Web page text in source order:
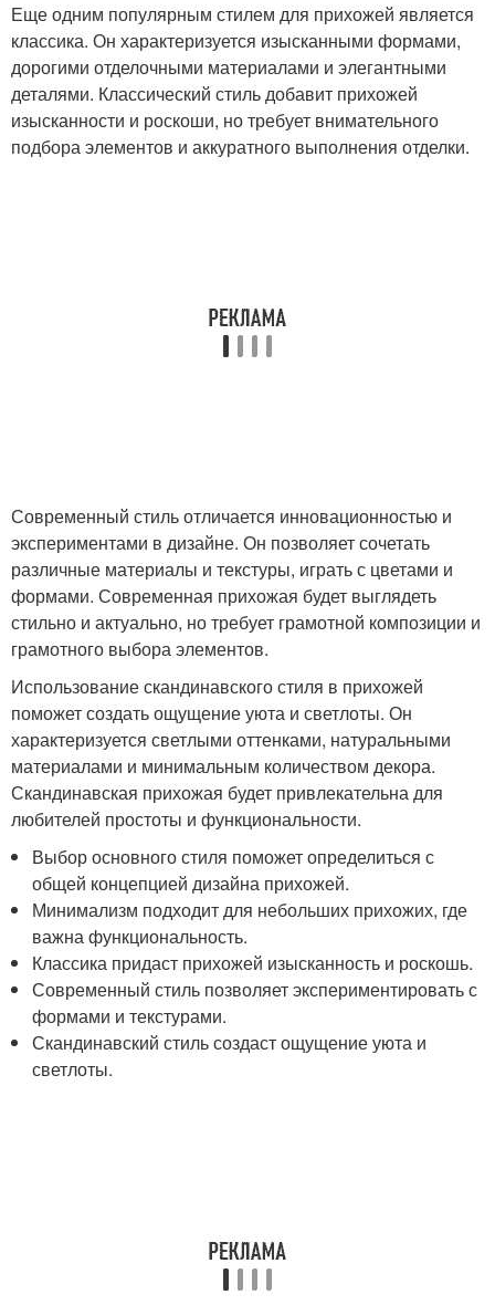
Еще одним популярным стилем для прихожей является
классика. Он характеризуется изысканными формами,
дорогими отделочными материалами и элегантными
деталями. Классический стиль добавит прихожей
изысканности и роскоши, но требует внимательного
подбора элементов и аккуратного выполнения отделки.
Современный стиль отличается инновационностью и
экспериментами в дизайне. Он позволяет сочетать
различные материалы и текстуры, играть с цветами и
формами. Современная прихожая будет выглядеть
стильно и актуально, но требует грамотной композиции и
грамотного выбора элементов.
Использование скандинавского стиля в прихожей
поможет создать ощущение уюта и светлоты. Он
характеризуется светлыми оттенками, натуральными
материалами и минимальным количеством декора.
Скандинавская прихожая будет привлекательна для
любителей простоты и функциональности.
Выбор основного стиля поможет определиться с
общей концепцией дизайна прихожей.
Минимализм подходит для небольших прихожих, где
важна функциональность.
Классика придаст прихожей изысканность и роскошь.
Современный стиль позволяет экспериментировать с
формами и текстурами.
Скандинавский стиль создаст ощущение уюта и
светлоты.